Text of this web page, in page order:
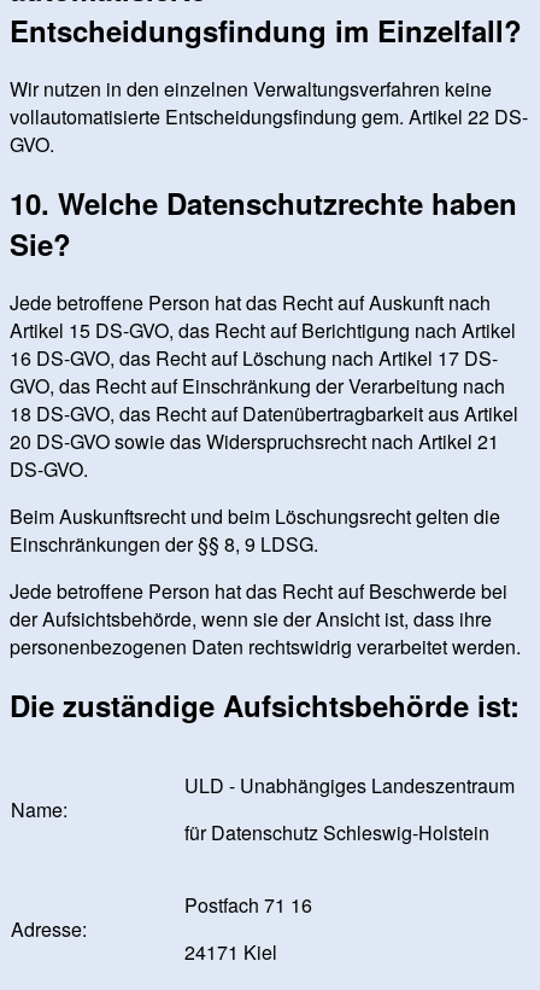
Entscheidungsfindung im Einzelfall?
Wir nutzen in den einzelnen Verwaltungsverfahren keine
vollautomatisierte Entscheidungsfindung gem. Artikel 22 DS-
GVO.
10. Welche Datenschutzrechte haben
Sie?
Jede betroffene Person hat das Recht auf Auskunft nach
Artikel 15 DS-GVO, das Recht auf Berichtigung nach Artikel
16 DS-GVO, das Recht auf Löschung nach Artikel 17 DS-
GVO, das Recht auf Einschränkung der Verarbeitung nach
18 DS-GVO, das Recht auf Datenübertragbarkeit aus Artikel
20 DS-GVO sowie das Widerspruchsrecht nach Artikel 21
DS-GVO.
Beim Auskunftsrecht und beim Löschungsrecht gelten die
Einschränkungen der §§ 8, 9 LDSG.
Jede betroffene Person hat das Recht auf Beschwerde bei
der Aufsichtsbehörde, wenn sie der Ansicht ist, dass ihre
personenbezogenen Daten rechtswidrig verarbeitet werden.
Die zuständige Aufsichtsbehörde ist:
Name:
ULD - Unabhängiges Landeszentraum
für Datenschutz Schleswig-Holstein
Adresse:
Postfach 71 16
24171 Kiel